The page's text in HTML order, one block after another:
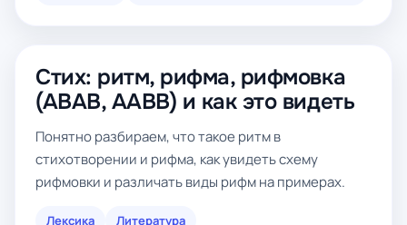
Стих: ритм, рифма, рифмовка
(ABAB, AABB) и как это видеть
Понятно разбираем, что такое ритм в
стихотворении и рифма, как увидеть схему
рифмовки и различать виды рифм на примерах.
Лексика
Литература